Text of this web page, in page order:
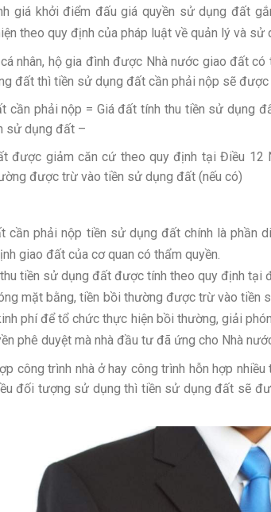
giá khởi điểm đấu giá quyền sử dụng đất
theo quy định của pháp luật về quản lý và sử
nhân, hộ gia đình được Nhà nước giao đất
đất thì tiền sử dụng đất cần phải nộp sẽ
cần phải nộp = Giá đất tính thu tiền sử dụng
sử dụng đất –
được giảm căn cứ theo quy định tại Điều 12
được trừ vào tiền sử dụng đất (nếu có)
cần phải nộp tiền sử dụng đất chính là phần
giao đất của cơ quan có thẩm quyền.
tiền sử dụng đất được tính theo quy định tại
mặt bằng, tiền bồi thường được trừ vào tiền
phí để tổ chức thực hiện bồi thường, giải
phê duyệt mà nhà đầu tư đã ứng cho Nhà
công trình nhà ở hay công trình hỗn hợp
đối tượng sử dụng thì tiền sử dụng đất sẽ